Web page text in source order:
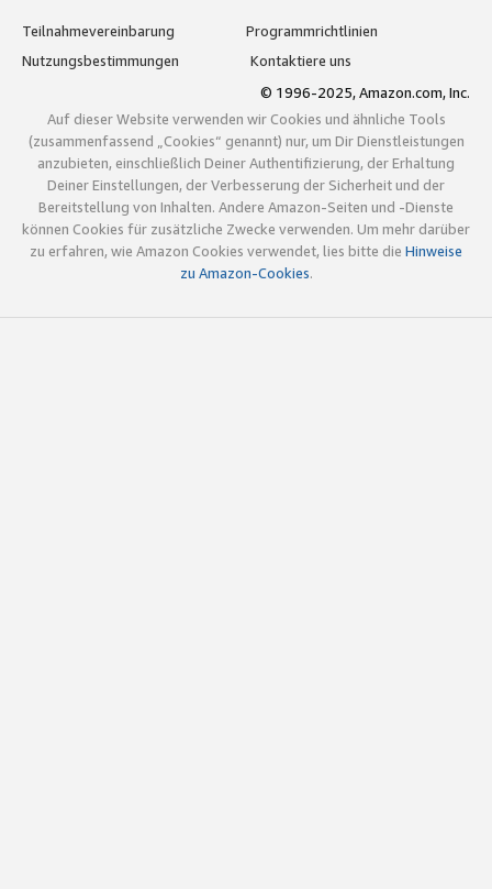
Teilnahmevereinbarung
Programmrichtlinien
Nutzungsbestimmungen
Kontaktiere uns
© 1996-2025, Amazon.com, Inc.
Auf dieser Website verwenden wir Cookies und ähnliche Tools
(zusammenfassend „Cookies“ genannt) nur, um Dir Dienstleistungen
anzubieten, einschließlich Deiner Authentifizierung, der Erhaltung
Deiner Einstellungen, der Verbesserung der Sicherheit und der
Bereitstellung von Inhalten. Andere Amazon-Seiten und -Dienste
können Cookies für zusätzliche Zwecke verwenden. Um mehr darüber
zu erfahren, wie Amazon Cookies verwendet, lies bitte die Hinweise
zu Amazon-Cookies.